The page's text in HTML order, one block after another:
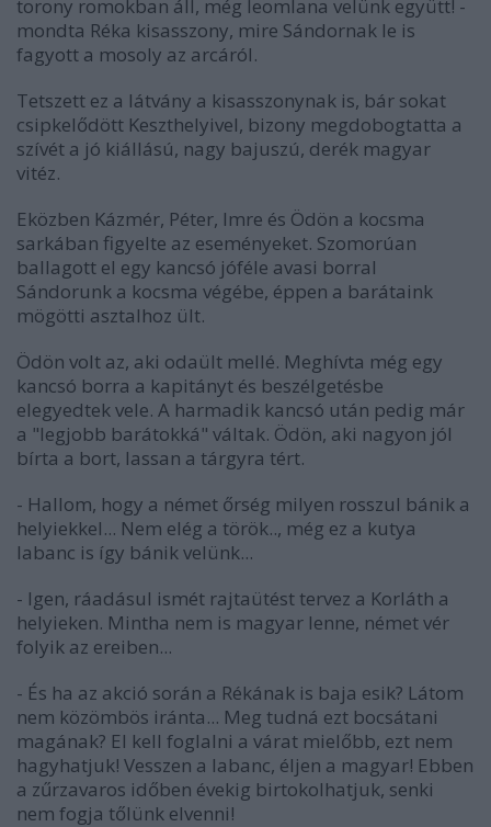
torony romokban áll, még leomlana velünk együtt! -
mondta Réka kisasszony, mire Sándornak le is
fagyott a mosoly az arcáról.
Tetszett ez a látvány a kisasszonynak is, bár sokat
csipkelődött Keszthelyivel, bizony megdobogtatta a
szívét a jó kiállású, nagy bajuszú, derék magyar
vitéz.
Eközben Kázmér, Péter, Imre és Ödön a kocsma
sarkában figyelte az eseményeket. Szomorúan
ballagott el egy kancsó jóféle avasi borral
Sándorunk a kocsma végébe, éppen a barátaink
mögötti asztalhoz ült.
Ödön volt az, aki odaült mellé. Meghívta még egy
kancsó borra a kapitányt és beszélgetésbe
elegyedtek vele. A harmadik kancsó után pedig már
a "legjobb barátokká" váltak. Ödön, aki nagyon jól
bírta a bort, lassan a tárgyra tért.
- Hallom, hogy a német őrség milyen rosszul bánik a
helyiekkel... Nem elég a török.., még ez a kutya
labanc is így bánik velünk...
- Igen, ráadásul ismét rajtaütést tervez a Korláth a
helyieken. Mintha nem is magyar lenne, német vér
folyik az ereiben...
- És ha az akció során a Rékának is baja esik? Látom
nem közömbös iránta... Meg tudná ezt bocsátani
magának? El kell foglalni a várat mielőbb, ezt nem
hagyhatjuk! Vesszen a labanc, éljen a magyar! Ebben
a zűrzavaros időben évekig birtokolhatjuk, senki
nem fogja tőlünk elvenni!